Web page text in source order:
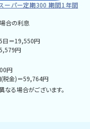
パー定期300 期間1年間
合の利息
日＝19,550円
円
円
(税金)＝59,764円
る場合がございます。